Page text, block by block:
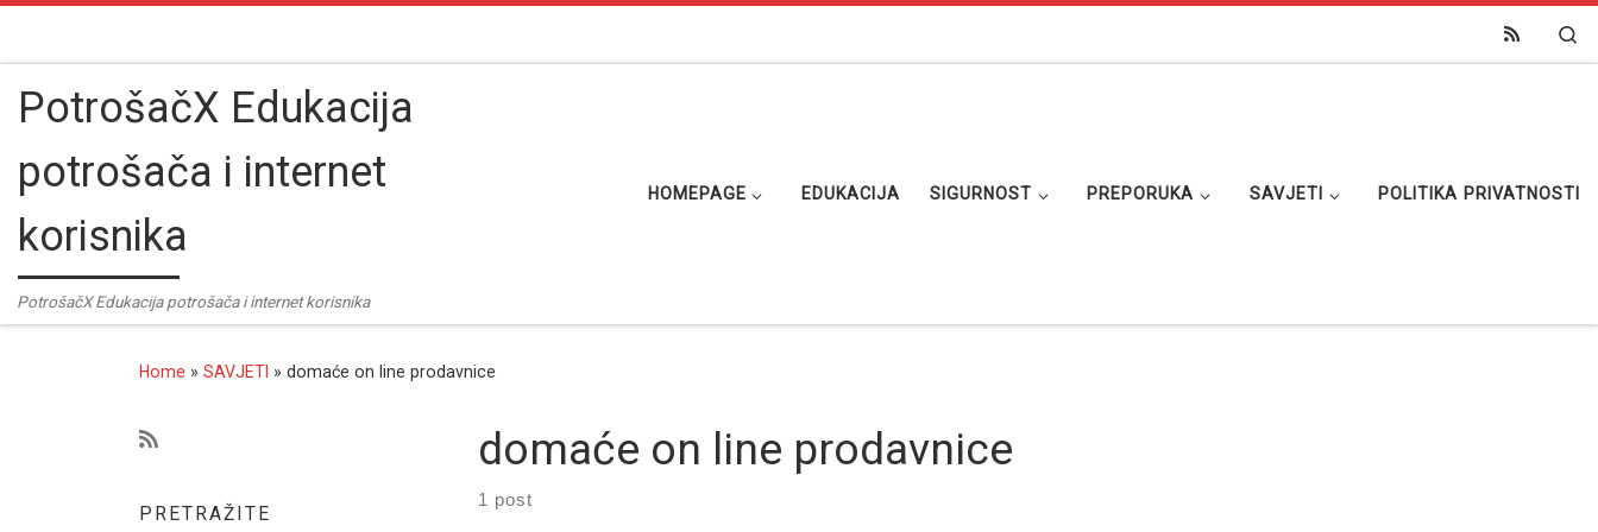
PotrošačX Edukacija
potrošača i internet
korisnika
PotrošačX Edukacija potrošača i internet korisnika
HOMEPAGE EDUKACIJA SIGURNOST PREPORUKA SAVJETI POLITIKA PRIVATNOSTI
Home » SAVJETI » domaće on line prodavnice
domaće on line prodavnice
1 post
PRETRAŽITE